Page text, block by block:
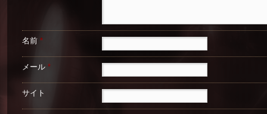
名前 *
メール *
サイト